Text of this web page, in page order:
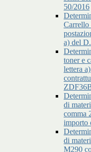
50/2016
Carrello
a) del
toner e
lettera
di
comma
importo
di
M290